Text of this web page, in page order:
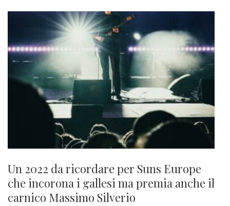
Un 2022 da ricordare per Suns Europe
che incorona i gallesi ma premia anche il
carnico Massimo Silverio